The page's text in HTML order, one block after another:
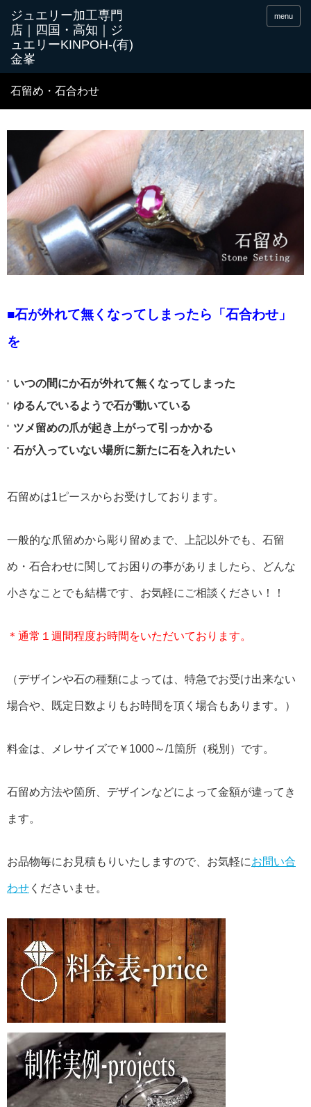
menu
石留め・石合わせ
■石が外れて無くなってしまったら「石合わせ」
を
いつの間にか石が外れて無くなってしまった
ゆるんでいるようで石が動いている
ツメ留めの爪が起き上がって引っかかる
石が入っていない場所に新たに石を入れたい
石留めは1ピースからお受けしております。
一般的な爪留めから彫り留めまで、上記以外でも、石留
め・石合わせに関してお困りの事がありましたら、どんな
小さなことでも結構です、お気軽にご相談ください！！
＊通常１週間程度お時間をいただいております。
（デザインや石の種類によっては、特急でお受け出来ない
場合や、既定日数よりもお時間を頂く場合もあります。）
料金は、メレサイズで￥1000～/1箇所（税別）です。
石留め方法や箇所、デザインなどによって金額が違ってき
ます。
お品物毎にお見積もりいたしますので、お気軽にお問い合
わせ くださいませ。